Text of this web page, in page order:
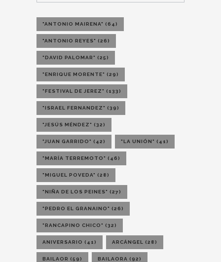
"ANTONIO MAIRENA" (64)
"ANTONIO REYES" (26)
"DAVID PALOMAR" (25)
"ENRIQUE MORENTE" (29)
"FESTIVAL DE JEREZ" (133)
"ISRAEL FERNANDEZ" (39)
"JESÚS MÉNDEZ" (32)
"JUAN GARRIDO" (42) "LA UNIÓN" (41)
"MARÍA TERREMOTO" (46)
"MIGUEL POVEDA" (28)
"NIÑA DE LOS PEINES" (27)
"PEDRO EL GRANAINO" (26)
"RANCAPINO CHICO" (32)
ANIVERSARIO (41) ARCÁNGEL (28)
BAILAOR (59) BAILAORA (92)